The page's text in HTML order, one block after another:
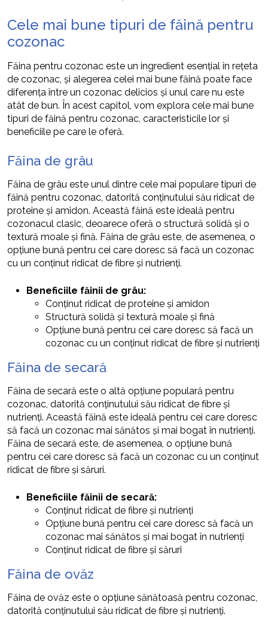
Cele mai bune tipuri de făină pentru
cozonac
Făina pentru cozonac este un ingredient esențial în rețeta
de cozonac, și alegerea celei mai bune făină poate face
diferența între un cozonac delicios și unul care nu este
atât de bun. În acest capitol, vom explora cele mai bune
tipuri de făină pentru cozonac, caracteristicile lor și
beneficiile pe care le oferă.
Făina de grâu
Făina de grâu este unul dintre cele mai populare tipuri de
făină pentru cozonac, datorită conținutului său ridicat de
proteine și amidon. Această făină este ideală pentru
cozonacul clasic, deoarece oferă o structură solidă și o
textură moale și fină. Făina de grâu este, de asemenea, o
opțiune bună pentru cei care doresc să facă un cozonac
cu un conținut ridicat de fibre și nutrienți.
Beneficiile făinii de grâu:
Conținut ridicat de proteine și amidon
Structură solidă și textură moale și fină
Opțiune bună pentru cei care doresc să facă un
cozonac cu un conținut ridicat de fibre și nutrienți
Făina de secară
Făina de secară este o altă opțiune populară pentru
cozonac, datorită conținutului său ridicat de fibre și
nutrienți. Această făină este ideală pentru cei care doresc
să facă un cozonac mai sănătos și mai bogat în nutrienți.
Făina de secară este, de asemenea, o opțiune bună
pentru cei care doresc să facă un cozonac cu un conținut
ridicat de fibre și săruri.
Beneficiile făinii de secară:
Conținut ridicat de fibre și nutrienți
Opțiune bună pentru cei care doresc să facă un
cozonac mai sănătos și mai bogat în nutrienți
Conținut ridicat de fibre și săruri
Făina de ovăz
Făina de ovăz este o opțiune sănătoasă pentru cozonac,
datorită conținutului său ridicat de fibre și nutrienți.